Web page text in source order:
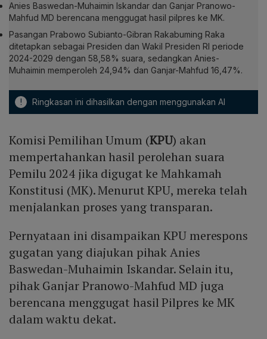
Anies Baswedan-Muhaimin Iskandar dan Ganjar Pranowo-
Mahfud MD berencana menggugat hasil pilpres ke MK.
Pasangan Prabowo Subianto-Gibran Rakabuming Raka
ditetapkan sebagai Presiden dan Wakil Presiden RI periode
2024-2029 dengan 58,58% suara, sedangkan Anies-
Muhaimin memperoleh 24,94% dan Ganjar-Mahfud 16,47%.
! Ringkasan ini dihasilkan dengan menggunakan AI
Komisi Pemilihan Umum (KPU) akan
mempertahankan hasil perolehan suara
Pemilu 2024 jika digugat ke Mahkamah
Konstitusi (MK). Menurut KPU, mereka telah
menjalankan proses yang transparan.
Pernyataan ini disampaikan KPU merespons
gugatan yang diajukan pihak Anies
Baswedan-Muhaimin Iskandar. Selain itu,
pihak Ganjar Pranowo-Mahfud MD juga
berencana menggugat hasil Pilpres ke MK
dalam waktu dekat.